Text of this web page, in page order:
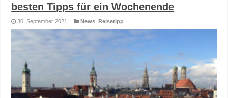
besten Tipps für ein Wochenende
30. September 2021 News ,Reisetipp